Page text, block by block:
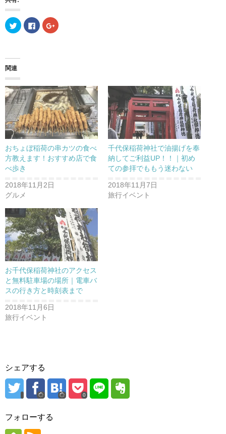
ク
リ
T
t
t
e
r
で
共
有
(
新
し
い
ウ
ィ
ン
ド
ウ
で
開
き
ま
す
F
a
有
す
る
に
は
ク
リ
ッ
ク
し
て
く
だ
さ
新
し
ン
ド
ウ
で
開
き
ま
す
)
ク
リ
l
e
+
で
共
有
(
新
し
い
ウ
ィ
ン
ド
関連
おちょぼ稲荷の串カツの食べ
方教えます！おすすめ店で食
べ歩き
2018年11月2日
グルメ
千代保稲荷神社で油揚げを奉
納してご利益UP！！｜初め
ての参拝でももう迷わない
2018年11月7日
旅行イベント
お千代保稲荷神社のアクセス
と無料駐車場の場所｜電車バ
スの行き方と時刻表まで
2018年11月6日
旅行イベント
シェアする
0
フォローする